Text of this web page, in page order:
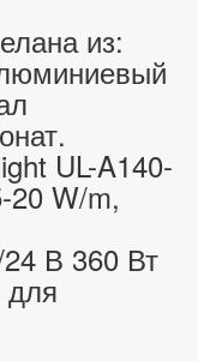
из:
UL-A140-
20 W/m,
В 360 Вт
для